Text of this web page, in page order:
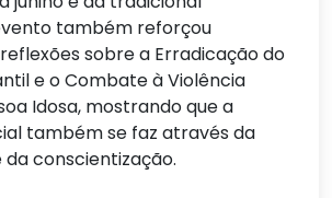
também reforçou
sobre a Erradicação do
e o Combate à Violência
Idosa, mostrando que a
também se faz através da
conscientização.